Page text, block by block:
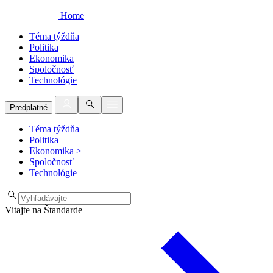
Home
Téma týždňa
Politika
Ekonomika
Spoločnosť
Technológie
Predplatné
Téma týždňa
Politika
Ekonomika >
Spoločnosť
Technológie
Vitajte na Štandarde